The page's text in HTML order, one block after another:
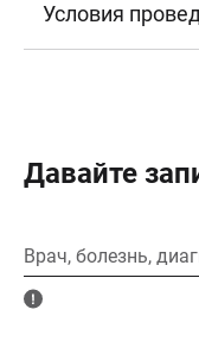
Условия
Давайте
Врач, болезнь,